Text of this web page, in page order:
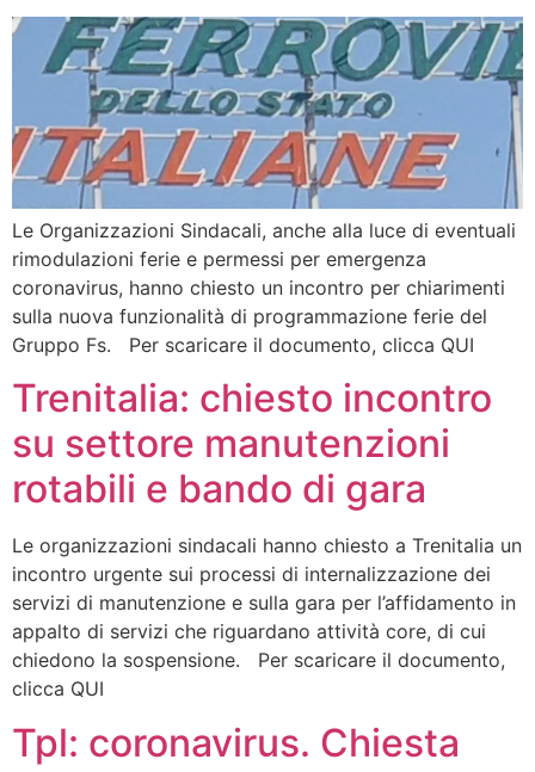
Le Organizzazioni Sindacali, anche alla luce di eventuali
rimodulazioni ferie e permessi per emergenza
coronavirus, hanno chiesto un incontro per chiarimenti
sulla nuova funzionalità di programmazione ferie del
Gruppo Fs. Per scaricare il documento, clicca QUI
Trenitalia: chiesto incontro
su settore manutenzioni
rotabili e bando di gara
Le organizzazioni sindacali hanno chiesto a Trenitalia un
incontro urgente sui processi di internalizzazione dei
servizi di manutenzione e sulla gara per l’affidamento in
appalto di servizi che riguardano attività core, di cui
chiedono la sospensione. Per scaricare il documento,
clicca QUI
Tpl: coronavirus. Chiesta